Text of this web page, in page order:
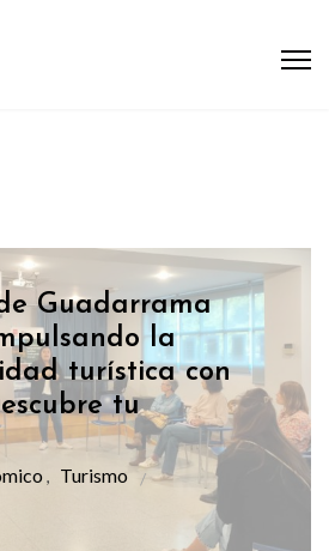
Guadarrama
la
turística con
tu
, Turismo